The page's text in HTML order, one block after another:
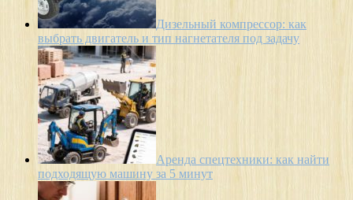
Дизельный компрессор: как
выбрать двигатель и тип нагнетателя под задачу
Аренда спецтехники: как найти
подходящую машину за 5 минут